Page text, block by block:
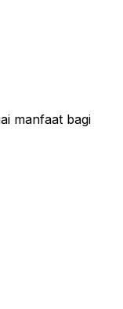
manfaat bagi